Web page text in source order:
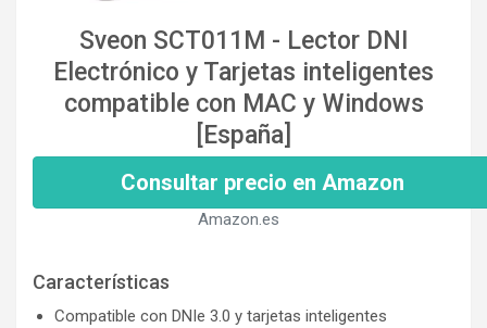
Sveon SCT011M - Lector DNI
Electrónico y Tarjetas inteligentes
compatible con MAC y Windows
[España]
Consultar precio en Amazon
Amazon.es
Características
Compatible con DNIe 3.0 y tarjetas inteligentes